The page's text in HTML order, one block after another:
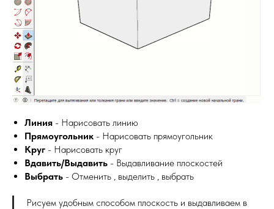
Линия - Нарисовать линию
Прямоугольник - Нарисовать прямоугольник
Круг - Нарисовать круг
Вдавить/Выдавить - Выдавливание плоскостей
Выбрать - Отменить , выделить , выбрать
Рисуем удобным способом плоскость и выдавливаем в